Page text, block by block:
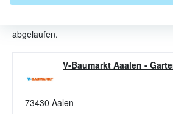
abgelaufen.
V-Baumarkt Aaalen -
73430 Aalen